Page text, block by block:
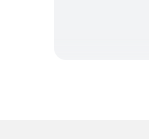
Поиск в карантине